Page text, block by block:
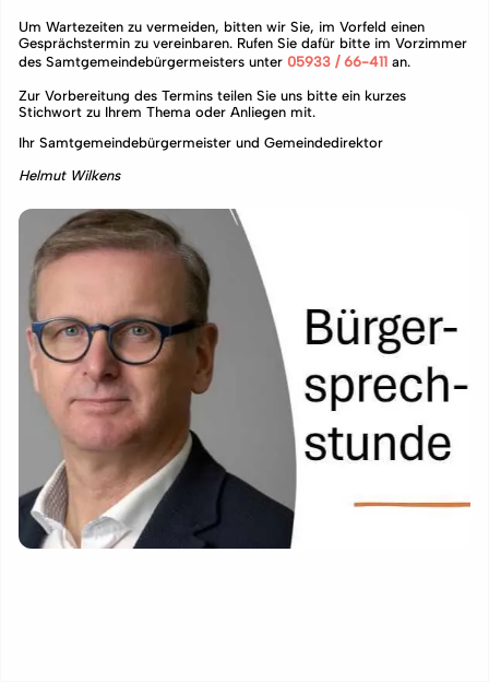
Um Wartezeiten zu vermeiden, bitten wir Sie, im Vorfeld einen
Gesprächstermin zu vereinbaren. Rufen Sie dafür bitte im Vorzimmer
des Samtgemeindebürgermeisters unter 05933 / 66-411 an.
Zur Vorbereitung des Termins teilen Sie uns bitte ein kurzes
Stichwort zu Ihrem Thema oder Anliegen mit.
Ihr Samtgemeindebürgermeister und Gemeindedirektor
Helmut Wilkens